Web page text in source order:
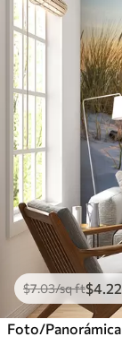
$7.03/sq ft$4 .22